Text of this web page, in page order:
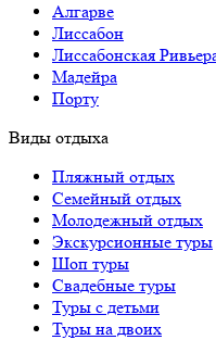
Алгарве
Лиссабон
Лиссабонская
Мадейра
Порту
Виды отдыха
Пляжный отдых
Семейный отдых
Молодежный отдых
Экскурсионные туры
Шоп туры
Свадебные туры
Туры с детьми
Туры на двоих